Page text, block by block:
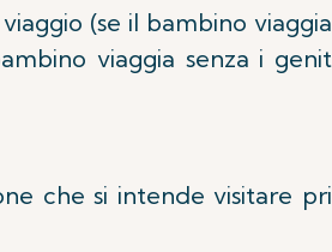
(se il bambino
viaggia senza i
che si intende visitare